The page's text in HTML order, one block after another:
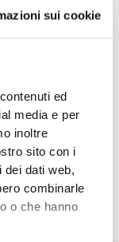
sui cookie
ed
media e per
inoltre
sito con i
dei dati web,
combinarle
o che hanno
e degli
di
a scoprire nuovi
a
il proprio
per il loro